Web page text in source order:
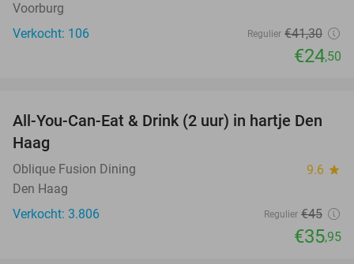
Voorburg
Verkocht: 106
Regulier €41,30
€24,50
20%
All-You-Can-Eat & Drink (2 uur) in hartje Den
Haag
Oblique Fusion Dining 9.6 star
Den Haag
Verkocht: 3.806
Regulier €45
€35,95